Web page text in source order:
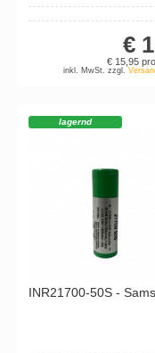
€
€ 15,95
inkl. MwSt. zzgl.
lagernd
INR21700-50S -